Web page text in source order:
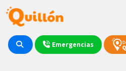
Emergencias